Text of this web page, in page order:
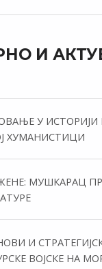
И
У ИСТОРИЈИ
ХУМАНИСТИЦИ
МУШКАРАЦ
И
ВОЈСКЕ НА